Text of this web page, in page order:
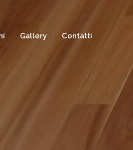
Gallery Contatti